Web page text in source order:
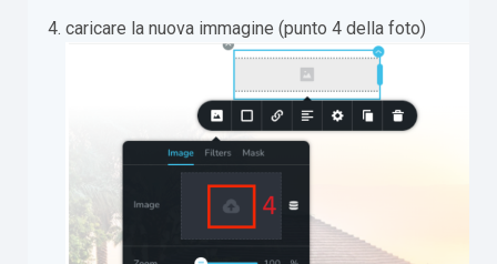
caricare la nuova immagine (punto 4 della foto)